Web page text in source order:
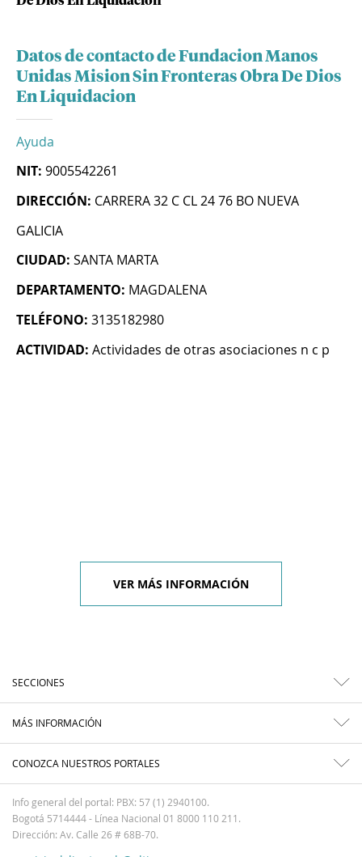
Datos de contacto de Fundacion Manos
Unidas Mision Sin Fronteras Obra De Dios
En Liquidacion
Ayuda
NIT: 9005542261
DIRECCIÓN: CARRERA 32 C CL 24 76 BO NUEVA
GALICIA
CIUDAD: SANTA MARTA
DEPARTAMENTO: MAGDALENA
TELÉFONO: 3135182980
ACTIVIDAD: Actividades de otras asociaciones n c p
VER MÁS INFORMACIÓN
SECCIONES
MÁS INFORMACIÓN
CONOZCA NUESTROS PORTALES
Info general del portal: PBX: 57 (1) 2940100.
Bogotá 5714444 - Línea Nacional 01 8000 110 211.
Dirección: Av. Calle 26 # 68B-70.